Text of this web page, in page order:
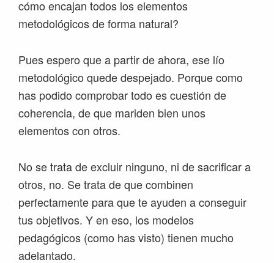
cómo encajan todos los elementos
metodológicos de forma natural?
Pues espero que a partir de ahora, ese lío
metodológico quede despejado. Porque como
has podido comprobar todo es cuestión de
coherencia, de que mariden bien unos
elementos con otros.
No se trata de excluir ninguno, ni de sacrificar a
otros, no. Se trata de que combinen
perfectamente para que te ayuden a conseguir
tus objetivos. Y en eso, los modelos
pedagógicos (como has visto) tienen mucho
adelantado.